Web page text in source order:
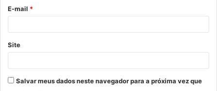
*
E-mail *
Site
Salvar meus dados neste navegador para a próxima vez que